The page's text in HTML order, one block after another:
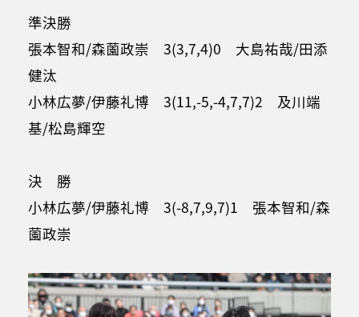
準決勝
張本智和/森薗政崇 3(3,7,4)0 大島祐哉/田添
健汰
小林広夢/伊藤礼博 3(11,-5,-4,7,7)2 及川端
基/松島輝空
決 勝
小林広夢/伊藤礼博 3(-8,7,9,7)1 張本智和/森
薗政崇